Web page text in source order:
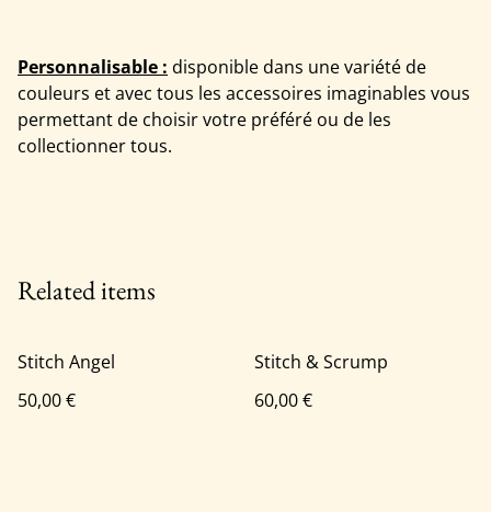
Personnalisable : disponible dans une variété de
couleurs et avec tous les accessoires imaginables vous
permettant de choisir votre préféré ou de les
collectionner tous.
Related items
Stitch Angel
50,00 €
Stitch & Scrump
60,00 €